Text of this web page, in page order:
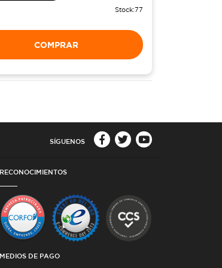
Stock:77
COMPRAR
SÍGUENOS
RECONOCIMIENTOS
MEDIOS DE PAGO